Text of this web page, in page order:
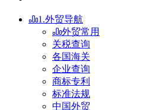
1.外贸导航
外贸常用
关税查询
各国海关
企业查询
商标专利
标准法规
中国外贸